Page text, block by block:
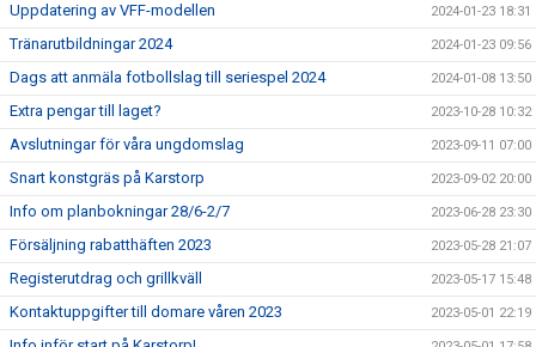
Uppdatering av VFF-modellen 2024-01-23 18:31
Tränarutbildningar 2024 2024-01-23 09:56
Dags att anmäla fotbollslag till seriespel 2024 2024-01-08 13:50
Extra pengar till laget? 2023-10-28 10:32
Avslutningar för våra ungdomslag 2023-09-11 07:00
Snart konstgräs på Karstorp 2023-09-02 20:00
Info om planbokningar 28/6-2/7 2023-06-28 23:30
Försäljning rabatthäften 2023 2023-05-28 21:07
Registerutdrag och grillkväll 2023-05-17 15:48
Kontaktuppgifter till domare våren 2023 2023-05-01 22:19